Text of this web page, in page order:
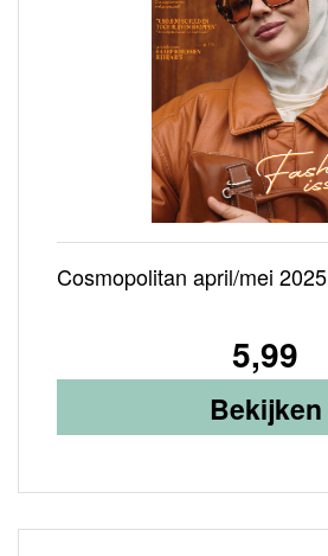
Cosmopolitan april/mei 2025
5,99
Bekijken